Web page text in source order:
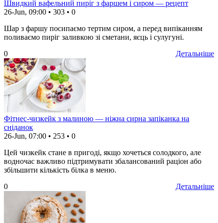
Швидкий вафельний пиріг з фаршем і сиром — рецепт
26-Jun, 09:00 • 303 • 0
Шар з фаршу посипаємо тертим сиром, а перед випіканням
поливаємо пиріг заливкою зі сметани, яєць і сулугуні.
Детальніше
0
Фітнес-чизкейк з малиною — ніжна сирна запіканка на
сніданок
26-Jun, 07:00 • 253 • 0
Цей чизкейк стане в пригоді, якщо хочеться солодкого, але
водночас важливо підтримувати збалансований раціон або
збільшити кількість білка в меню.
Детальніше
0